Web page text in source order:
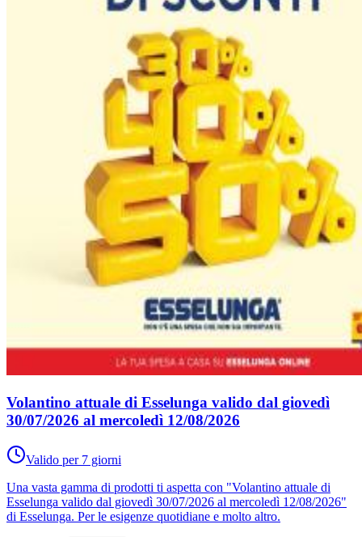
Volantino attuale di Esselunga valido dal giovedì
30/07/2026 al mercoledì 12/08/2026
Valido per 7 giorni
Una vasta gamma di prodotti ti aspetta con "Volantino attuale di
Esselunga valido dal giovedì 30/07/2026 al mercoledì 12/08/2026"
di Esselunga. Per le esigenze quotidiane e molto altro.